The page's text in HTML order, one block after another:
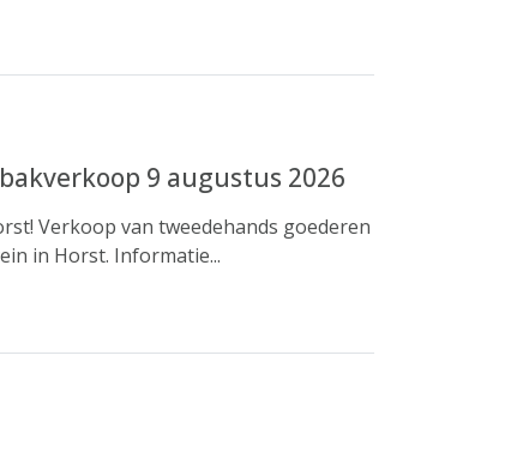
9 augustus 2026
Verkoop van tweedehands goederen
in Horst. Informatie...